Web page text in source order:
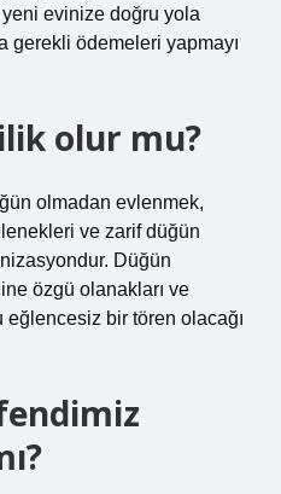
evinize doğru yola
gerekli ödemeleri yapmayı
olur mu?
olmadan evlenmek,
ve zarif düğün
Düğün
özgü olanakları ve
eğlencesiz bir tören olacağı